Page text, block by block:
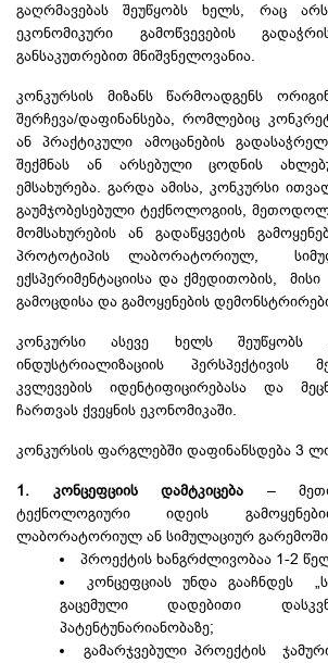
გაღრმავებას შეუწყობს ხელს, რაც
ეკონომიკური გამოწვევების
განსაკუთრებით მნიშვნელოვანია.
კონკურსის მიზანს წარმოადგენს
შერჩევა/დაფინანსება, რომლებიც
ან პრაქტიკული ამოცანების
შექმნას ან არსებული ცოდნის
ემსახურება. გარდა ამისა, კონკურსი
გაუმჯობესებული ტექნოლოგიის,
მომსახურების ან გადაწყვეტის
პროტოტიპის ლაბორატორიულ,
ექსპერიმენტაციისა და ქმედითობის,
გამოცდისა და გამოყენების
კონკურსი ასევე ხელს შეუწყობს
ინდუსტრიალიზაციის პერსპექტივის
კვლევების იდენტიფიცირებასა და
ჩართვას ქვეყნის ეკონომიკაში.
კონკურსის ფარგლებში დაფინანსდება 3
1. კონცეფციის დამტკიცება –
ტექნოლოგიური იდეის
ლაბორატორიულ ან სიმულაციურ გარემოში
პროექტის ხანგრძლივობაა 1-2
კონცეფციას უნდა გააჩნდეს
გაცემული დადებითი
პატენტუნარიანობაზე;
გამარჯვებული პროექტის